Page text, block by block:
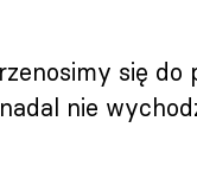
się
nadal nie